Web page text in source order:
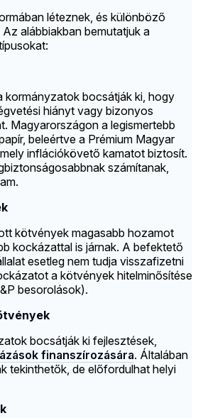
léteznek, és különböző
alábbiakban bemutatjuk a
kormányzatok bocsátják ki, hogy
hiányt vagy bizonyos
Magyarországon a legismertebb
beleértve a Prémium Magyar
inflációkövető kamatot biztosít.
számítanak,
kötvények magasabb hozamot
kockázattal is járnak. A befektető
esetleg nem tudja visszafizetni
a kötvények hitelminősítése
besorolások).
bocsátják ki fejlesztések,
finanszírozására. Általában
tekinthetők, de előfordulhat helyi